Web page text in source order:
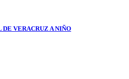
VERACRUZ A NIÑO